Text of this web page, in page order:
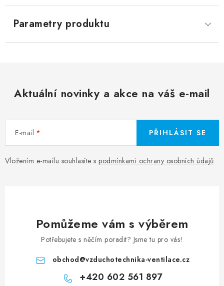
Parametry produktu
Aktuální novinky a akce na váš e-mail
E-mail
Vložením e-mailu souhlasíte s podmínkami ochrany osobních údajů
PŘIHLÁSIT SE
Pomůžeme vám s výběrem
Potřebujete s něčím poradit? Jsme tu pro vás!
obchod@vzduchotechnika-ventilace.cz
+420 602 561 897